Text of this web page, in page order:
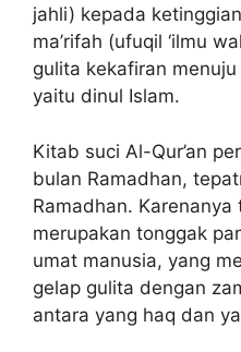
jahli) kepada
ma’rifah (ufuqil ‘ilmu
gulita kekafiran
yaitu dinul Islam.
Kitab suci Al-Qur’an
bulan Ramadhan,
Ramadhan. Karenanya
merupakan tonggak
umat manusia, yang
gelap gulita dengan
antara yang haq dan